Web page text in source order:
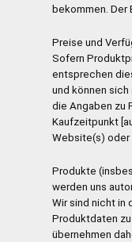
bekommen. Der
Preise und
Sofern
entsprechen
und können
die Angaben zu
Kaufzeitpunkt
Website(s) oder
Produkte
werden uns
Wir sind nicht in
Produktdaten
übernehmen